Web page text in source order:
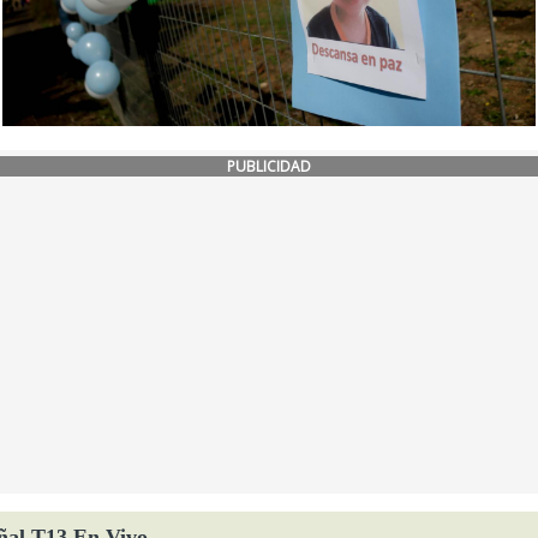
PUBLICIDAD